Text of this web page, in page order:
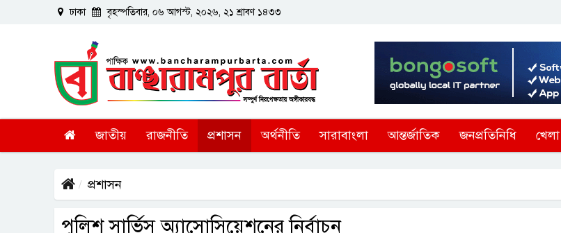
ঢাকা বৃহস্পতিবার, ০৬ আগস্ট, ২০২৬, ২১ শ্রাবণ ১৪৩৩
জাতীয় রাজনীতি প্রশাসন অর্থনীতি সারাবাংলা আন্তর্জাতিক জনপ্রতিনিধি খেলা
প্রশাসন
পুলিশ সার্ভিস অ্যাসোসিয়েশনের নির্বাচন